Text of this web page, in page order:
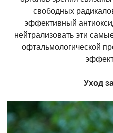
свободных
эффективный
нейтрализовать эти
офтальмологической
Уход